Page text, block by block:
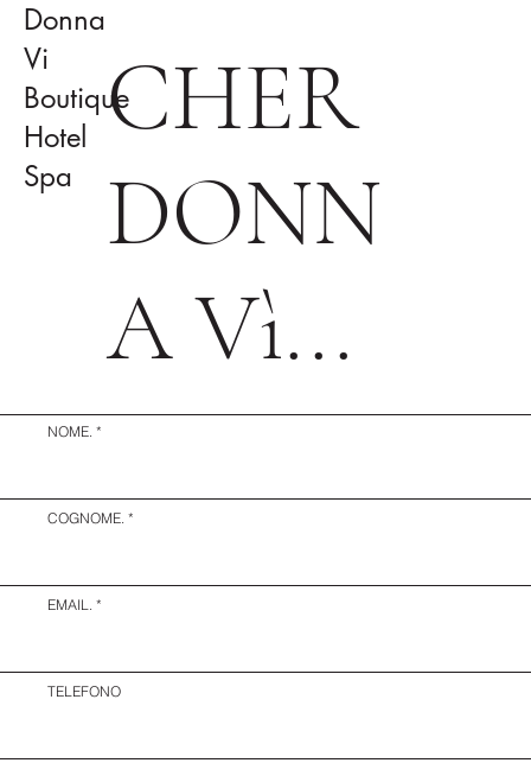
Donna
Vi
Boutique
Hotel
Spa
CHER
DONN
A Vì...
NOME.
COGNOME.
EMAIL.
TELEFONO